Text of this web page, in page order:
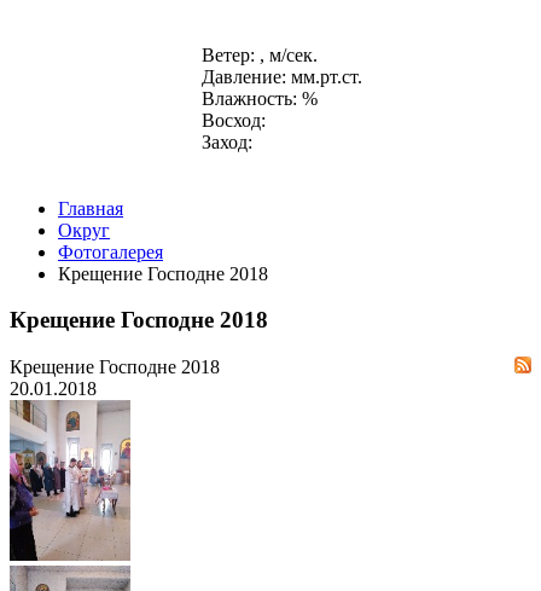
Ветер: , м/сек.
Давление: мм.рт.ст.
Влажность: %
Восход:
Заход:
Главная
Округ
Фотогалерея
Крещение Господне 2018
Крещение Господне 2018
Крещение Господне 2018
20.01.2018